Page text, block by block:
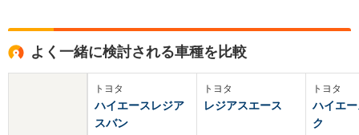
よく一緒に検討される車種を比較
トヨタ
ハイエースレジア
スバン
トヨタ
レジアスエース
トヨタ
ハイエ
ク